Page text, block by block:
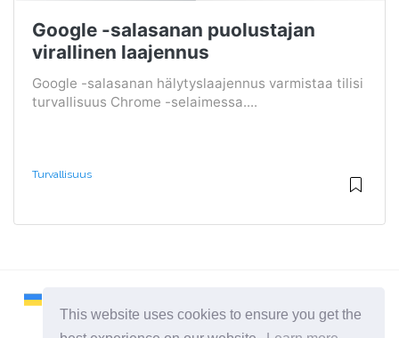
This website uses cookies to ensure you get the
Google -salasanan puolustajan
virallinen laajennus
Google -salasanan hälytyslaajennus varmistaa tilisi
turvallisuus Chrome -selaimessa....
Turvallisuus